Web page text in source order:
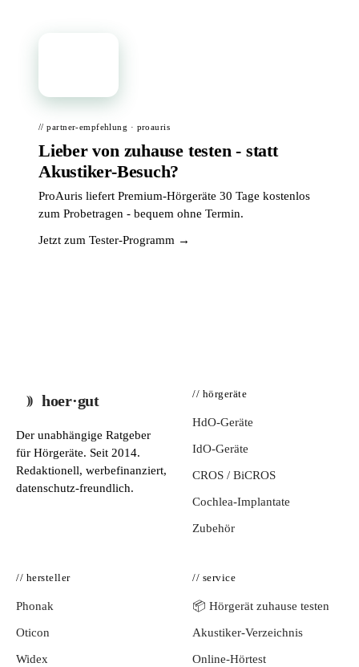
// partner-empfehlung · proauris
Lieber von zuhause testen - statt
Akustiker-Besuch?
ProAuris liefert Premium-Hörgeräte 30 Tage kostenlos
zum Probetragen - bequem ohne Termin.
Jetzt zum Tester-Programm →
hoer·gut
Der unabhängige Ratgeber
für Hörgeräte. Seit 2014.
Redaktionell, werbefinanziert,
datenschutz-freundlich.
// hörgeräte
HdO-Geräte
IdO-Geräte
CROS / BiCROS
Cochlea-Implantate
Zubehör
// hersteller
Phonak
Oticon
Widex
// service
📦 Hörgerät zuhause testen
Akustiker-Verzeichnis
Online-Hörtest